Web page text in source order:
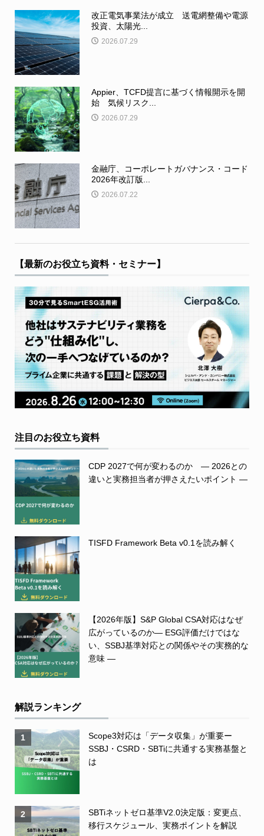
改正電気事業法が成立 送電網整備や電源
投資、太陽光...
2026.07.29
Appier、TCFD提言に基づく情報開示を開
始 気候リスク...
2026.07.29
金融庁、コーポレートガバナンス・コード
2026年改訂版...
2026.07.22
【最新のお役立ち資料・セミナー】
注目のお役立ち資料
CDP 2027で何が変わるのか ― 2026との
違いと実務担当者が押さえたいポイント ―
TISFD Framework Beta v0.1を読み解く
【2026年版】S&P Global CSA対応はなぜ
広がっているのか― ESG評価だけではな
い、SSBJ基準対応との関係やその実務的な
意味 ―
解説ランキング
1
Scope3対応は「データ収集」が重要ー
SSBJ・CSRD・SBTiに共通する実務基盤と
は
2
SBTiネットゼロ基準V2.0決定版：変更点、
移行スケジュール、実務ポイントを解説